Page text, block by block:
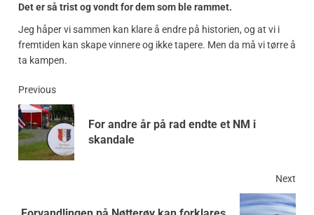
Det er så trist og vondt for dem som ble rammet.
Jeg håper vi sammen kan klare å endre på historien, og at vi i
fremtiden kan skape vinnere og ikke tapere. Men da må vi tørre å
ta kampen.
Previous
For andre år på rad endte et NM i
skandale
Next